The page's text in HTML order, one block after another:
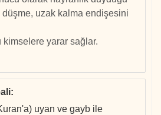
düşme, uzak kalma endişesini
kimselere yarar sağlar.
:
uyan ve gayb ile